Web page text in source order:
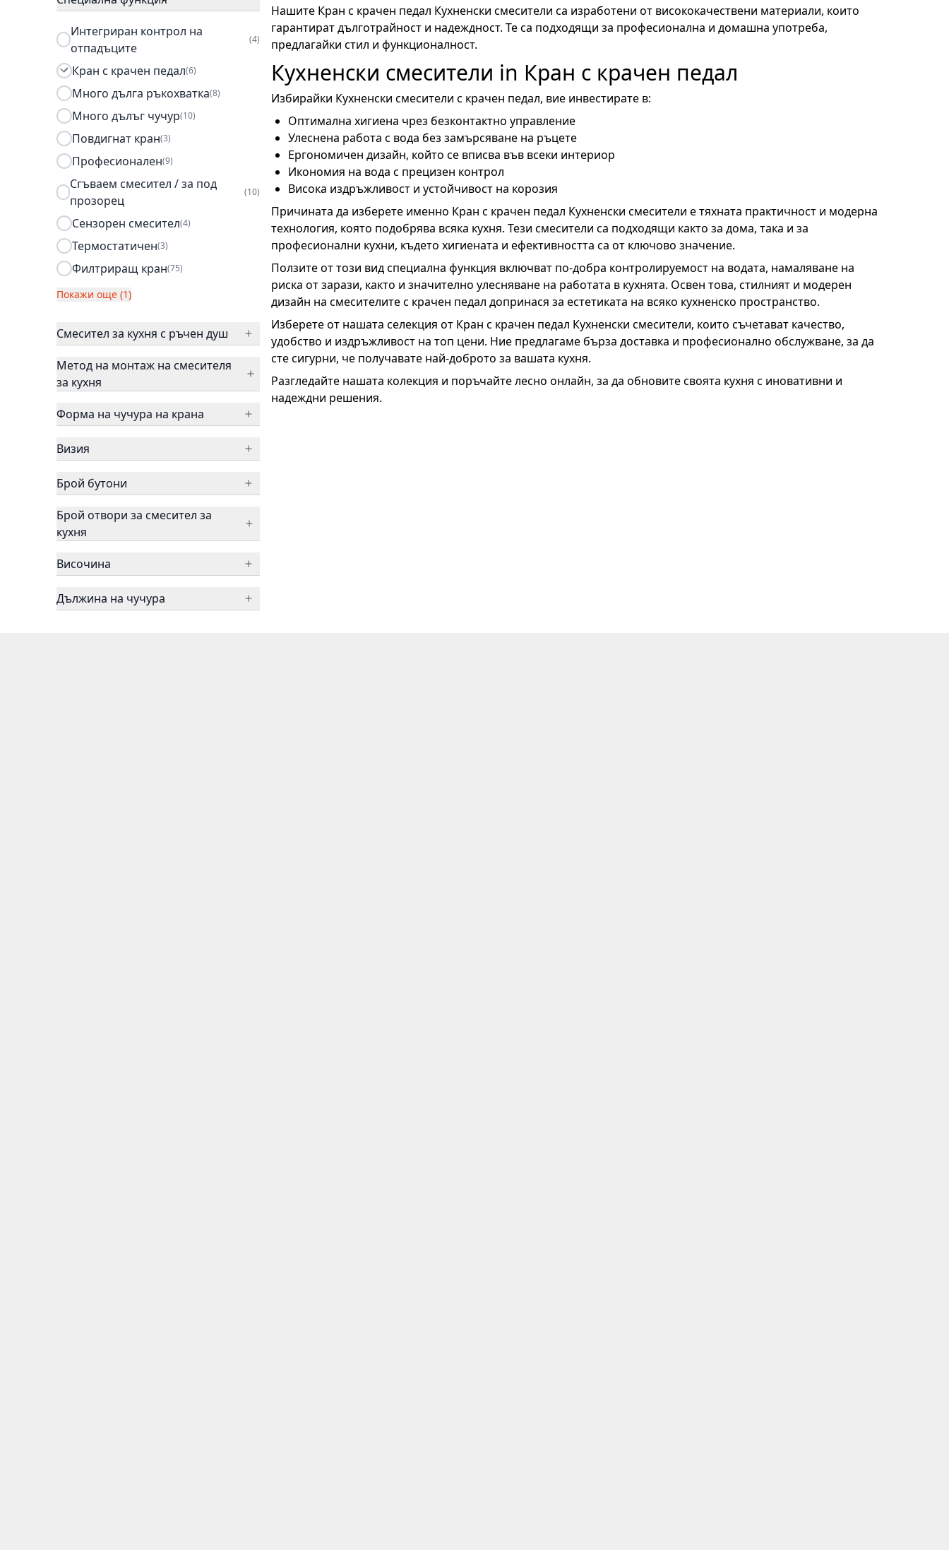
Интегриран контрол на
отпадъците
(4)
Кран с крачен педал(6)
Много дълга ръкохватка(8)
Много дълъг чучур(10)
Повдигнат кран(3)
Професионален(9)
Сгъваем смесител / за под
прозорец
(10)
Сензорен смесител(4)
Термостатичен(3)
Филтриращ кран(75)
Покажи още (1)
Смесител за кухня с ръчен душ
Метод на монтаж на смесителя
за кухня
Форма на чучура на крана
Визия
Брой бутони
Брой отвори за смесител за
кухня
Височина
Дължина на чучура
Нашите Кран с крачен педал Кухненски смесители са изработени от висококачествени материали, които
гарантират дълготрайност и надеждност. Те са подходящи за професионална и домашна употреба,
предлагайки стил и функционалност.
Кухненски смесители in Кран с крачен педал
Избирайки Кухненски смесители с крачен педал, вие инвестирате в:
Оптимална хигиена чрез безконтактно управление
Улеснена работа с вода без замърсяване на ръцете
Ергономичен дизайн, който се вписва във всеки интериор
Икономия на вода с прецизен контрол
Висока издръжливост и устойчивост на корозия
Причината да изберете именно Кран с крачен педал Кухненски смесители е тяхната практичност и модерна
технология, която подобрява всяка кухня. Тези смесители са подходящи както за дома, така и за
професионални кухни, където хигиената и ефективността са от ключово значение.
Ползите от този вид специална функция включват по-добра контролируемост на водата, намаляване на
риска от зарази, както и значително улесняване на работата в кухнята. Освен това, стилният и модерен
дизайн на смесителите с крачен педал допринася за естетиката на всяко кухненско пространство.
Изберете от нашата селекция от Кран с крачен педал Кухненски смесители, които съчетават качество,
удобство и издръжливост на топ цени. Ние предлагаме бърза доставка и професионално обслужване, за да
сте сигурни, че получавате най-доброто за вашата кухня.
Разгледайте нашата колекция и поръчайте лесно онлайн, за да обновите своята кухня с иновативни и
надеждни решения.